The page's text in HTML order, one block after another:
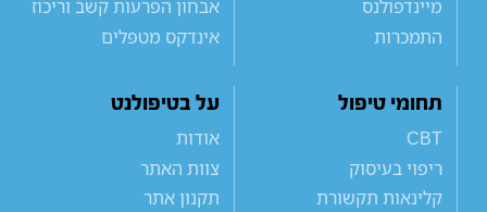
מיינדפולנס
התמכרות
אבחון הפרעות קשב וריכוז
אינדקס מטפלים
תחומי טיפול
CBT
ריפוי בעיסוק
קלינאות תקשורת
על בטיפולנט
אודות
צוות האתר
תקנון אתר